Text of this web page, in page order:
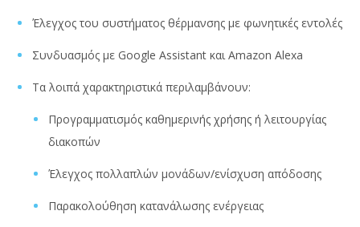
Έλεγχος του συστήματος θέρμανσης με φωνητικές εντολές
Συνδυασμός με Google Assistant και Amazon Alexa
Τα λοιπά χαρακτηριστικά περιλαμβάνουν:
Προγραμματισμός καθημερινής χρήσης ή λειτουργίας
διακοπών
Έλεγχος πολλαπλών μονάδων/ενίσχυση απόδοσης
Παρακολούθηση κατανάλωσης ενέργειας